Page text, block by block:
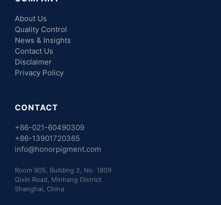
About Us
Quality Control
News & Insights
Contact Us
Disclaimer
Privacy Policy
CONTACT
+86-021-60490309
+86-13901720365
info@honorpigment.com
Room 905, Building 2, No. 1809
Qixin Road, Minhang District
Shanghai, China